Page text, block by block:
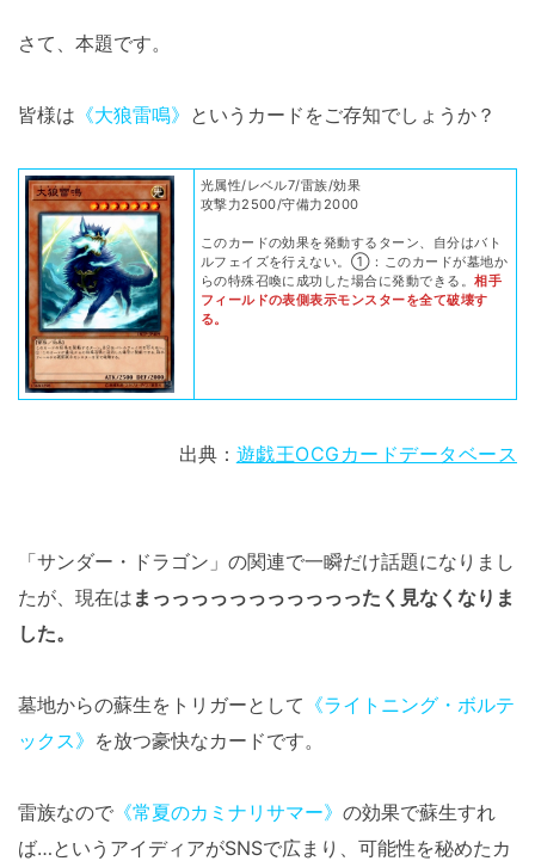
さて、本題です。
皆様は 《大狼雷鳴》 というカードをご存知でしょうか？
光属性/レベル7/雷族/効果
攻撃力2500/守備力2000
このカードの効果を発動するターン、自分はバト
ルフェイズを行えない。①：このカードが墓地か
らの特殊召喚に成功した場合に発動できる。相手
フィールドの表側表示モンスターを全て破壊す
る。
出典： 遊戯王OCGカードデータベース
「サンダー・ドラゴン」の関連で一瞬だけ話題になりまし
たが、現在は まっっっっっっっっっっったく見なくなりま
した。
墓地からの蘇生をトリガーとして 《ライトニング・ボルテ
ックス》 を放つ豪快なカードです。
雷族なので 《常夏のカミナリサマー》 の効果で蘇生すれ
ば…というアイディアがSNSで広まり、可能性を秘めたカ